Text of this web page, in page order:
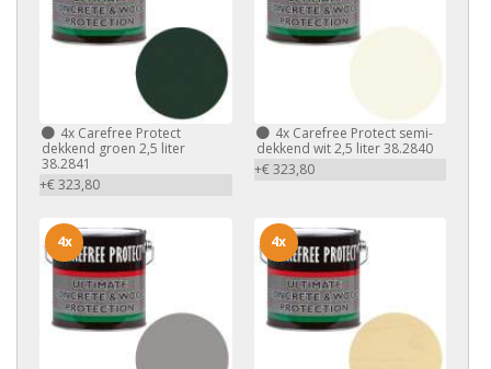
4x Carefree Protect
dekkend groen 2,5 liter
38.2841
+€ 323,80
4xCarefree Protect semi-
dekkend wit 2,5 liter 38.2840
+€ 323,80
4x 4x